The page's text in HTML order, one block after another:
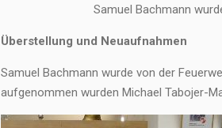
Samuel Bachmann
Überstellung und Neuaufnahmen
Samuel Bachmann wurde von der
aufgenommen wurden Michael Tabojer-